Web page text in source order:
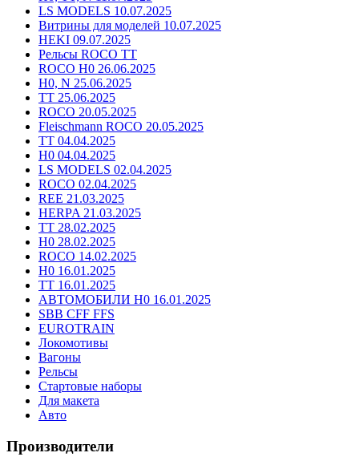
LS MODELS 10.07.2025
Витрины для моделей 10.07.2025
HEKI 09.07.2025
Рельсы ROCO TT
ROCO H0 26.06.2025
H0, N 25.06.2025
TT 25.06.2025
ROCO 20.05.2025
Fleischmann ROCO 20.05.2025
TT 04.04.2025
H0 04.04.2025
LS MODELS 02.04.2025
ROCO 02.04.2025
REE 21.03.2025
HERPA 21.03.2025
TT 28.02.2025
H0 28.02.2025
ROCO 14.02.2025
H0 16.01.2025
TT 16.01.2025
АВТОМОБИЛИ H0 16.01.2025
SBB CFF FFS
EUROTRAIN
Локомотивы
Вагоны
Рельсы
Стартовые наборы
Для макета
Авто
Производители